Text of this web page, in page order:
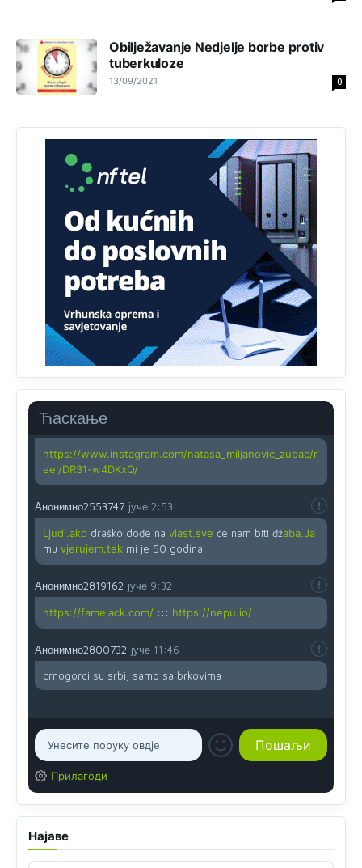
Obilježavanje Nedjelje borbe protiv
tuberkuloze
13/09/2021 0
Ћаскање
nema pristup računaru bilo koje vrste (desktop, laptop ili
tablet
Анонимно2818605
koristi internet, niti ima pristup računarima
Анонимно2818605 јуче
Uvođenje pravila da se umjesto dosadašnjeg znaka "X"
(krstića) kružić ispred kandidata mora u potpunosti
obojiti (popuniti) uvedeno je isključivo zbog tehničkih
zahtjeva optičkih skenera.
Анонимно2818605 јуче
11:45
Ovo pravilo jeste unijelo opravdan strah, posebno kada
su u pitanju starije osobe, osobe sa slabijim vidom ili
drhtavom rukom
Анонимно2819033 јуче 12:24
Yes,nekada je bila corava kutija za IZBORE a danas su
coravi biraci.
Анонимно2819162
https://www.instagram.com/natasa_miljanovic_zubac/r
eel/DR31-w4DKxQ/
Анонимно2553747 јуче 2:53
Ljudi.ako draško dođe na vlast.sve će nam biti đžaba.Ja
mu vjerujem.tek mi je 50 godina.
Анонимно2819162 јуче 9:32
https://famelack.com/ ::: https://nepu.io/
Анонимно2800732 јуче 11:46
crnogorci su srbi, samo sa brkovima
Прилагоди
Најаве